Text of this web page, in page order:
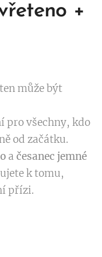
+
může být
pro všechny, kdo
od začátku.
a česanec jemné
k tomu,
přízi.